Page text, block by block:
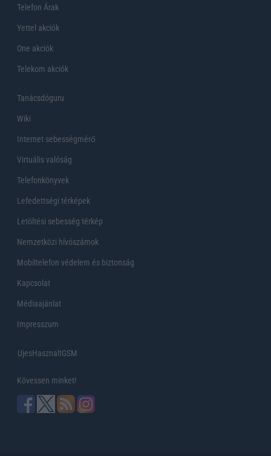
Telefon Árak
Yettel akciók
One akciók
Telekom akciók
Tanácsdóguru
Wiki
Internet sebességmérő
Virtuális valóság
Telefonkönyvek
Lefedettségi térképek
Letöltési sebesség térkép
Nemzetközi hívószámok
Mobiltelefon védelem és biztonság
Kapcsolat
Médiaajánlat
Impresszum
UjesHasznaltGSM
Kövessen minket!